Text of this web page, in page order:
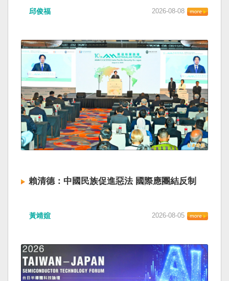
邱俊福 2026-08-08
賴清德：中國民族促進惡法 國際應團結反制
黃靖媗 2026-08-05